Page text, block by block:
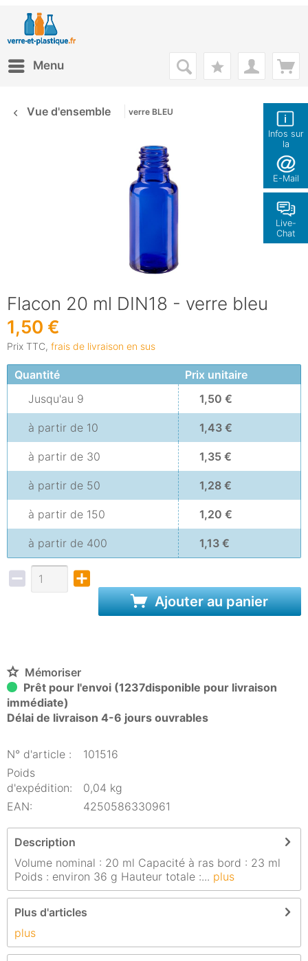
Infos sur
la
boutique
E-Mail
Live-
Chat
Menu
Vue d'ensemble verre BLEU
Flacon 20 ml DIN18 - verre bleu
1,50 €
Prix TTC, frais de livraison en sus
Quantité
Prix unitaire
Jusqu'au 9 1,50 €
à partir de 10 1,43 €
à partir de 30 1,35 €
à partir de 50 1,28 €
à partir de 150 1,20 €
à partir de 400 1,13 €
Ajouter au panier
Mémoriser
Prêt pour l'envoi (1237disponible pour livraison
immédiate)
Délai de livraison 4-6 jours ouvrables
N° d'article :
101516
Poids
d'expédition:
0,04 kg
EAN:
4250586330961
Description
Volume nominal : 20 ml Capacité à ras bord : 23 ml
Poids : environ 36 g Hauteur totale :... plus
Plus d'articles
plus